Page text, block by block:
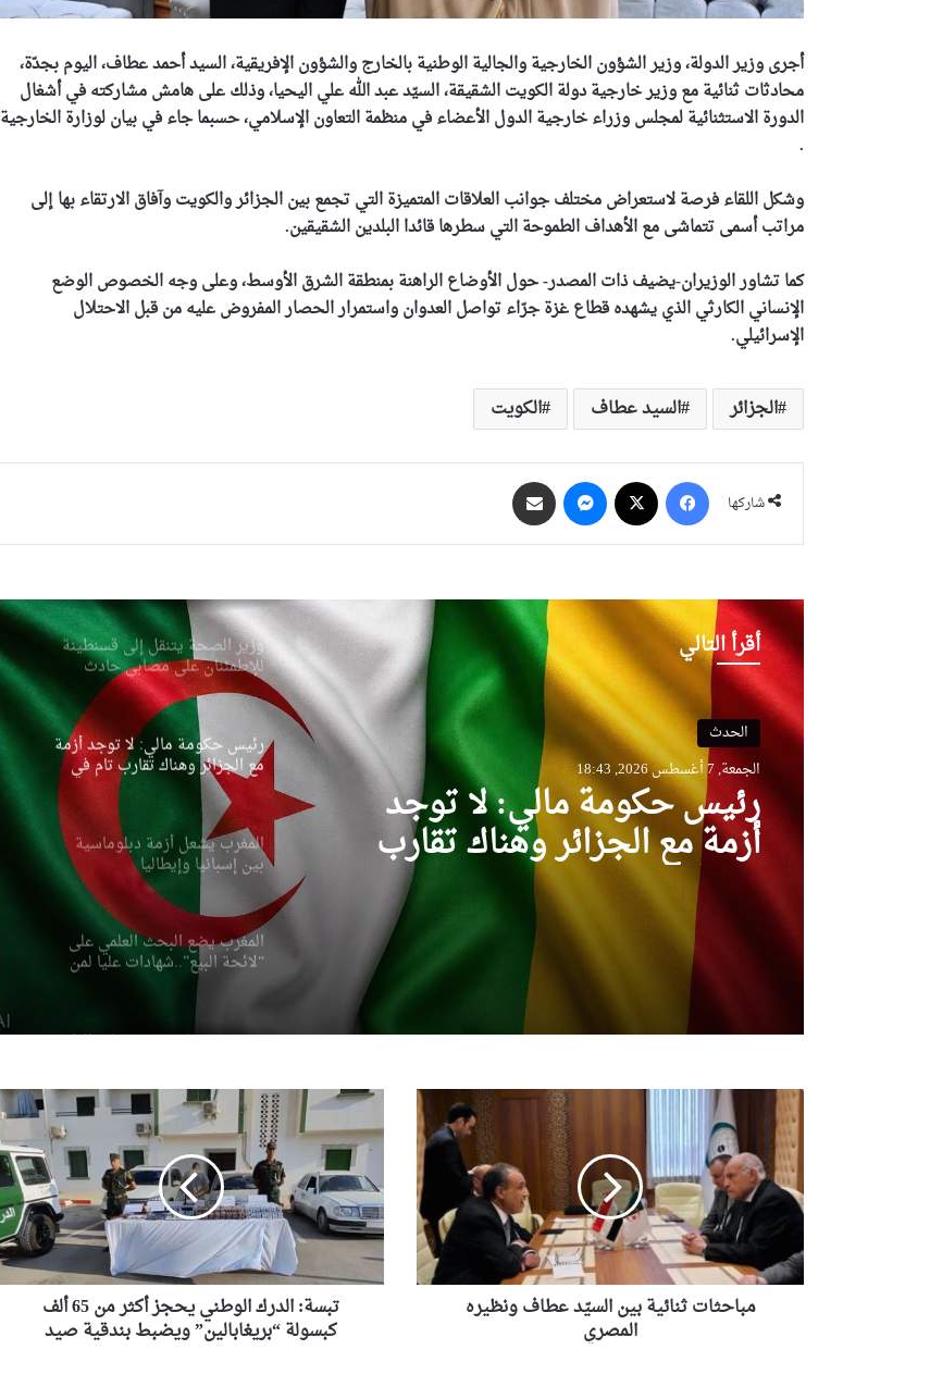
أجرى وزير الدولة، وزير الشؤون الخارجية والجالية الوطنية بالخارج والشؤون الإفريقية، السيد أحمد عطاف، اليوم بجدّة،
محادثات ثنائية مع وزير خارجية دولة الكويت الشقيقة، السيّد عبد الله علي اليحيا، وذلك على هامش مشاركته في أشغال
الدورة الاستثنائية لمجلس وزراء خارجية الدول الأعضاء في منظمة التعاون الإسلامي، حسبما جاء في بيان لوزارة الخارجية
.
وشكل اللقاء فرصة لاستعراض مختلف جوانب العلاقات المتميزة التي تجمع بين الجزائر والكويت وآفاق الارتقاء بها إلى
مراتب أسمى تتماشى مع الأهداف الطموحة التي سطرها قائدا البلدين الشقيقين.
كما تشاور الوزيران-يضيف ذات المصدر- حول الأوضاع الراهنة بمنطقة الشرق الأوسط، وعلى وجه الخصوص الوضع
الإنساني الكارثي الذي يشهده قطاع غزة جرّاء تواصل العدوان واستمرار الحصار المفروض عليه من قبل الاحتلال
الإسرائيلي.
الجزائر السيد عطاف الكويت
شاركها
فيسبوك ماسنجر
أقرأ التالي
الحدث
الجمعة, 7 أغسطس 2026, 16:49
المغرب يشعل أزمة دبلوماسية
بين إسبانيا وإيطاليا
رئيس الجمهورية يعزي عائلة
الشيخ سعيد الحاج محمد بن
إبراهيم “كعباش”
للنظافة عبر مختلف ولايات
الوطن
الحالة الصحية للمجاهدة زهية
خرف الله
الإمكانيات للتكفل بمصابي حادثي
وزير الصحة يتنقل إلى قسنطينة
رئيس حكومة مالي: لا توجد أزمة
مع الجزائر وهناك تقارب تام في
وجهات النظر مع الرئيس تبون
المغرب يشعل أزمة دبلوماسية
بين إسبانيا وإيطاليا
المغرب يضع البحث العلمي على
“لائحة البيع”..شهادات عليا لمن
يملك المال فقط
صحيفة إسبانية: مخزونات الغاز
الأوروبية تهبط إلى أدنى مستوى
رئيس الجمهورية يعزي عائلة
إبراهيم “كعباش”
بتوجيهات من وزير الداخلية
..انطلاق حملة وطنية واسعة
للنظافة عبر مختلف ولايات
الوطن
وزير المجاهدين يطمئن على
الحالة الصحية للمجاهدة زهية
خرف الله
وزير الري يؤكد من باتنة أن
مباحثات
ثنائية
بين
السيّد
عطاف
ونظيره
مباحثات ثنائية بين السيّد عطاف ونظيره
المصري
تبسة:
الدرك
الوطني
يحجز
أكثر
من
65
ألف
كبسولة
“بريغابالين”
تبسة: الدرك الوطني يحجز أكثر من 65 ألف
كبسولة “بريغابالين” ويضبط بندقية صيد